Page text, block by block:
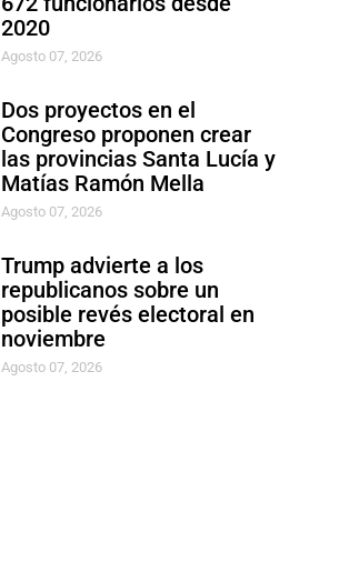
2020
Agosto 07, 2026
Dos proyectos en el
Congreso proponen crear
las provincias Santa Lucía y
Matías Ramón Mella
Agosto 07, 2026
Trump advierte a los
republicanos sobre un
posible revés electoral en
noviembre
Agosto 07, 2026